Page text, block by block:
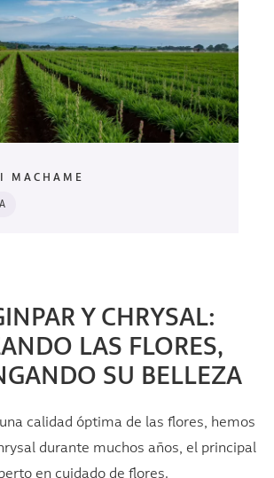
MACHAME
Y CHRYSAL:
LAS FLORES,
SU BELLEZA
calidad óptima de las flores, hemos
durante muchos años, el principal
en cuidado de flores.